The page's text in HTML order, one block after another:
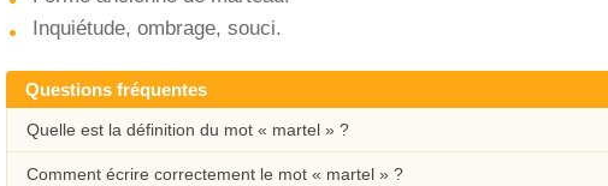
Inquiétude, ombrage, souci.
Questions fréquentes
Quelle est la définition du mot « martel » ?
Comment écrire correctement le mot « martel » ?